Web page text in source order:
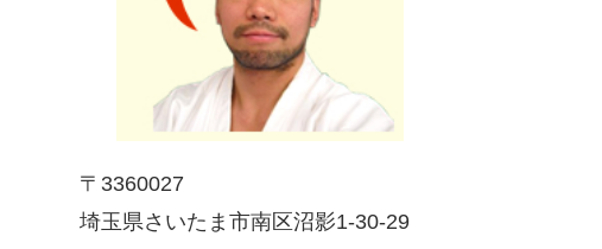
〒3360027
埼玉県さいたま市南区沼影1-30-29